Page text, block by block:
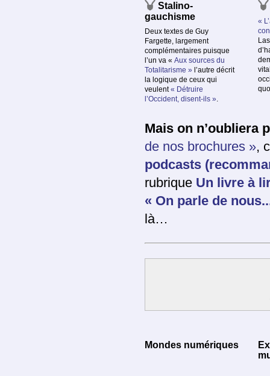
Stalino-
gauchisme
Deux textes de Guy
Fargette, largement
complémentaires puisque
l’un va « Aux sources du
Totalitarisme » l’autre décrit
la logique de ceux qui
veulent« Détruire
l’Occident, disent-ils ».
«
Mais on n’oubliera
de nos brochures »,
podcasts
rubrique Un livre à
« On parle de
là…
Mondes numériques